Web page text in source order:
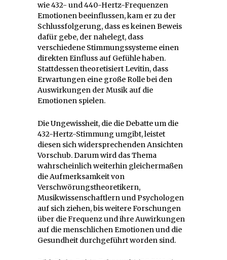
wie 432- und 440-Hertz-Frequenzen
Emotionen beeinflussen, kam er zu der
Schlussfolgerung, dass es keinen Beweis
dafür gebe, der nahelegt, dass
verschiedene Stimmungssysteme einen
direkten Einfluss auf Gefühle haben.
Stattdessen theoretisiert Levitin, dass
Erwartungen eine große Rolle bei den
Auswirkungen der Musik auf die
Emotionen spielen.
Die Ungewissheit, die die Debatte um die
432-Hertz-Stimmung umgibt, leistet
diesen sich widersprechenden Ansichten
Vorschub. Darum wird das Thema
wahrscheinlich weiterhin gleichermaßen
die Aufmerksamkeit von
Verschwörungstheoretikern,
Musikwissenschaftlern und Psychologen
auf sich ziehen, bis weitere Forschungen
über die Frequenz und ihre Auwirkungen
auf die menschlichen Emotionen und die
Gesundheit durchgeführt worden sind.